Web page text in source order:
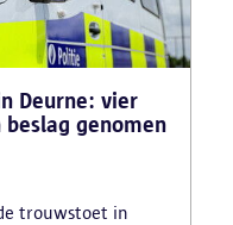
Deurne: vier
genomen
trouwstoet in